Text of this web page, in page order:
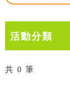
活動分類
共 0 筆